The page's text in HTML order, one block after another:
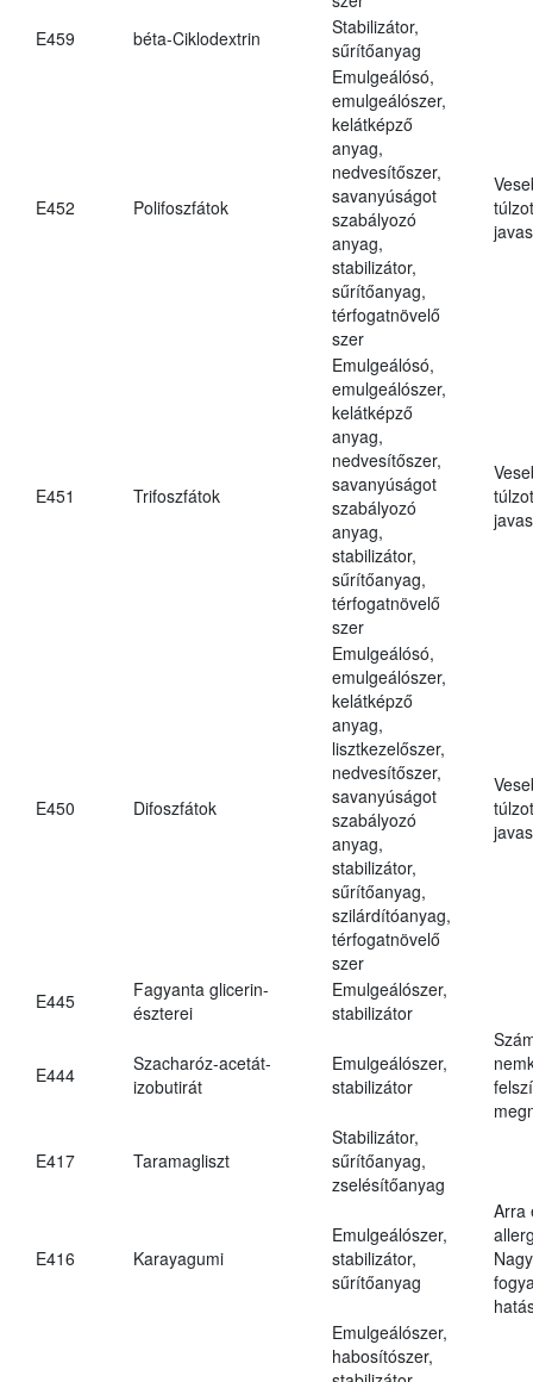
E459
béta-Ciklodextrin
Stabilizátor,
sűrítőanyag
E452 Polifoszfátok
Emulgeálósó,
emulgeálószer,
kelátképző
anyag,
nedvesítőszer,
savanyúságot
szabályozó
anyag,
stabilizátor,
sűrítőanyag,
térfogatnövelő
szer
E451 Trifoszfátok
Emulgeálósó,
emulgeálószer,
kelátképző
anyag,
nedvesítőszer,
savanyúságot
szabályozó
anyag,
stabilizátor,
sűrítőanyag,
térfogatnövelő
szer
E450 Difoszfátok
Emulgeálósó,
emulgeálószer,
kelátképző
anyag,
lisztkezelőszer,
nedvesítőszer,
savanyúságot
szabályozó
anyag,
stabilizátor,
sűrítőanyag,
szilárdítóanyag,
térfogatnövelő
szer
E445
Fagyanta glicerin-
észterei
Emulgeálószer,
stabilizátor
E444
Szacharóz-acetát-
izobutirát
Emulgeálószer,
stabilizátor
E417 Taramagliszt
Stabilizátor,
sűrítőanyag,
zselésítőanyag
E416 Karayagumi
Emulgeálószer,
stabilizátor,
sűrítőanyag
Arra
Emulgeálószer,
habosítószer,